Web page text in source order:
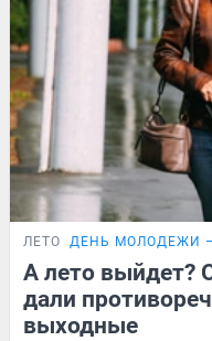
ЛЕТО ДЕНЬ МОЛОДЕЖИ
А лето выйдет?
дали
выходные